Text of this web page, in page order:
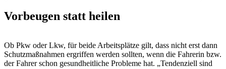
Vorbeugen statt heilen
Ob Pkw oder Lkw, für beide Arbeitsplätze gilt, dass nicht erst dann
Schutzmaßnahmen ergriffen werden sollten, wenn die Fahrerin bzw.
der Fahrer schon gesundheitliche Probleme hat. „Tendenziell sind